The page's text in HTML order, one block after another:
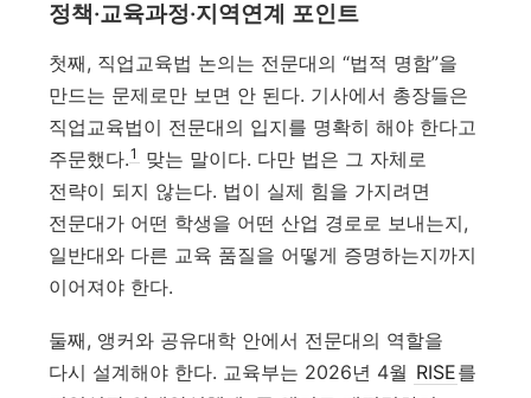
정책·교육과정·지역연계 포인트
첫째, 직업교육법 논의는 전문대의 “법적 명함”을
만드는 문제로만 보면 안 된다. 기사에서 총장들은
직업교육법이 전문대의 입지를 명확히 해야 한다고
주문했다.1 맞는 말이다. 다만 법은 그 자체로
전략이 되지 않는다. 법이 실제 힘을 가지려면
전문대가 어떤 학생을 어떤 산업 경로로 보내는지,
일반대와 다른 교육 품질을 어떻게 증명하는지까지
이어져야 한다.
둘째, 앵커와 공유대학 안에서 전문대의 역할을
다시 설계해야 한다. 교육부는 2026년 4월 RISE를